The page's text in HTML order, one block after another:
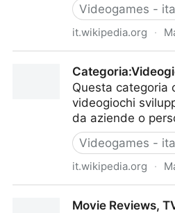
Videogames -
it.wikipedia.org ·
Questa categoria
videogiochi
da aziende o
Videogames -
it.wikipedia.org ·
Movie Reviews,